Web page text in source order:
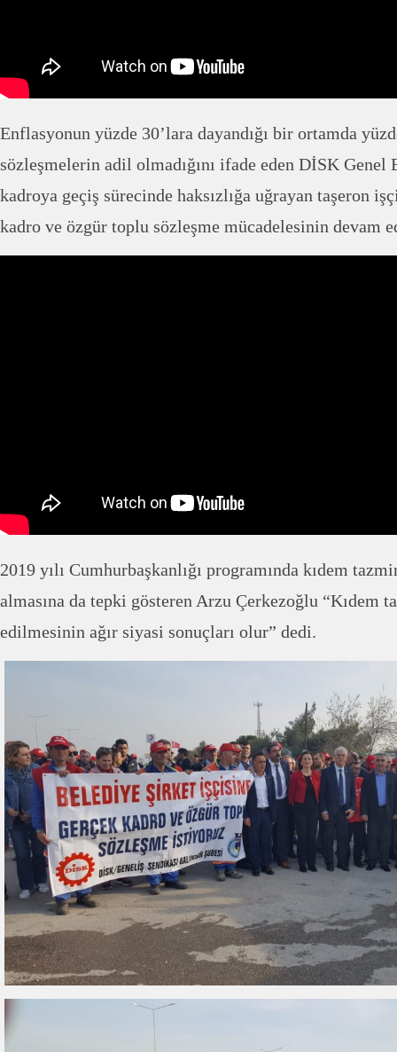
Enflasyonun yüzde 30’lara dayandığı bir ortamda
sözleşmelerin adil olmadığını ifade eden DİSK Genel
kadroya geçiş sürecinde haksızlığa uğrayan taşeron
kadro ve özgür toplu sözleşme mücadelesinin devam
2019 yılı Cumhurbaşkanlığı programında kıdem
almasına da tepki gösteren Arzu Çerkezoğlu “Kıdem
edilmesinin ağır siyasi sonuçları olur” dedi.